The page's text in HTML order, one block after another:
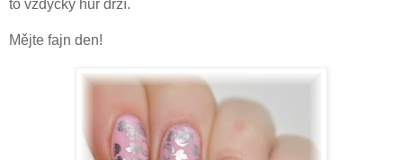
to vždycky hůř drží.
Mějte fajn den!